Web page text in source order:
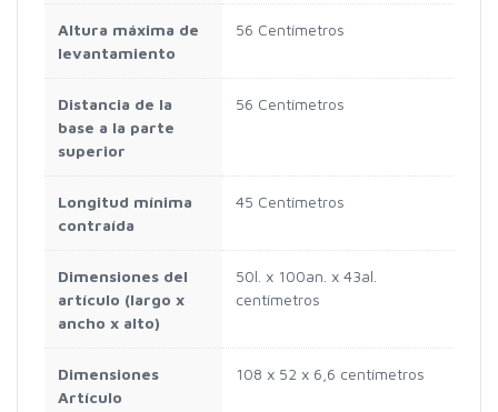
Altura máxima de
levantamiento
56 Centímetros
Distancia de la
base a la parte
superior
56 Centímetros
Longitud mínima
contraída
45 Centímetros
Dimensiones del
artículo (largo x
ancho x alto)
50l. x 100an. x 43al.
centímetros
Dimensiones
Artículo
108 x 52 x 6,6 centímetros